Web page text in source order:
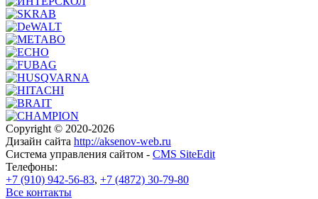
Copyright © 2020-2026
Дизайн сайта http://aksenov-web.ru
Система управления сайтом - CMS SiteEdit
Телефоны:
+7 (910) 942-56-83, +7 (4872) 30-79-80
Все контакты